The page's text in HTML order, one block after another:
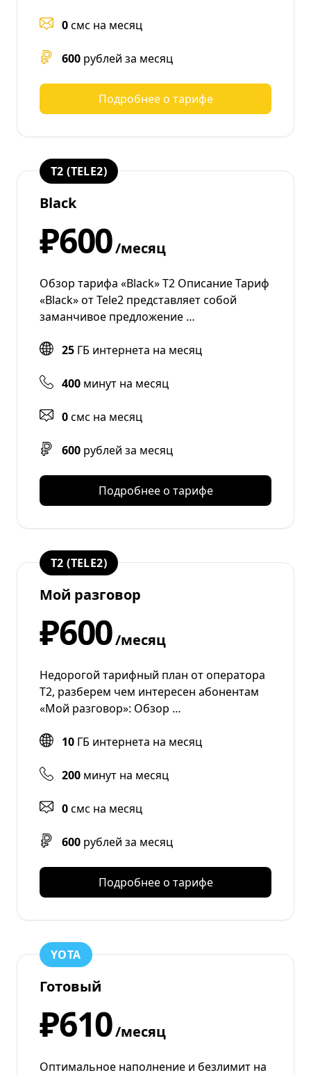
0смс на месяц
600 рублей за месяц
Подробнее о тарифе
T2 (TELE2)
Black
₽600/месяц
Обзор тарифа «Black» Т2 Описание Тариф
«Black» от Tele2 представляет собой
заманчивое предложение …
25 ГБ интернета на месяц
400 минут на месяц
0смс на месяц
600 рублей за месяц
Подробнее о тарифе
T2 (TELE2)
Мой разговор
₽600/месяц
Недорогой тарифный план от оператора
T2, разберем чем интересен абонентам
«Мой разговор»: Обзор …
10 ГБ интернета на месяц
200 минут на месяц
0смс на месяц
600 рублей за месяц
Подробнее о тарифе
YOTA
Готовый
₽610/месяц
Оптимальное наполнение и безлимит на